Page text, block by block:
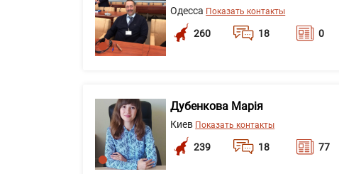
Одесса Показать контакты
260 18 0
Дубенкова Марія
Киев Показать контакты
239 18 77